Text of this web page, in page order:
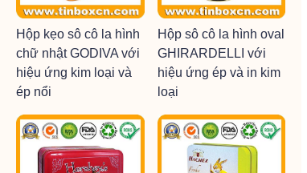
Hộp kẹo sô cô la hình
chữ nhật GODIVA với
hiệu ứng kim loại và
ép nổi
Hộp sô cô la hình oval
GHIRARDELLI với
hiệu ứng ép và in kim
loại